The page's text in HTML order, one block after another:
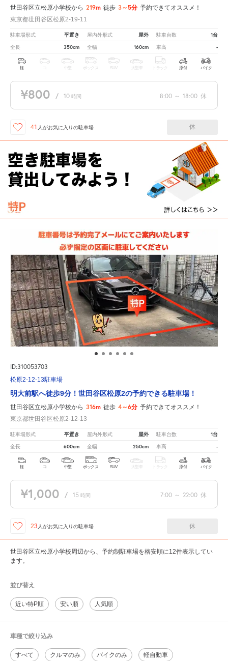
世田谷区立松原小学校から 219m 徒歩 3～5分 予約できてオススメ！
東京都世田谷区松原2-19-11
駐車場形式 平置き 屋内外形式 屋外 駐車台数 1台
全長 350cm 全幅 160cm 車高 -
軽 中型 ボックス SUV 大型車 トラック 原付 バイク
¥800 / 10 時間 8:00 ～ 18:00 休
41 人がお気に入りの駐車場 休
ID:310053703
松原2-12-13駐車場
明大前駅へ徒歩9分！世田谷区松原2の予約できる駐車場！
世田谷区立松原小学校から 316m 徒歩 4～6分 予約できてオススメ！
東京都世田谷区松原2-12-13
駐車場形式 平置き 屋内外形式 屋外 駐車台数 1台
全長 600cm 全幅 250cm 車高 -
軽 コ 中型 ボックス SUV 大型車 トラック 原付 バイク
¥1,000 / 15 時間 7:00 ～ 22:00 休
23人がお気に入りの駐車場 休
世田谷区立松原小学校周辺から、予約制駐車場を格安順に12件表示してい
ます。
並び替え
近い特P順 安い順 人気順
車種で絞り込み
すべて クルマのみ バイクのみ 軽自動車